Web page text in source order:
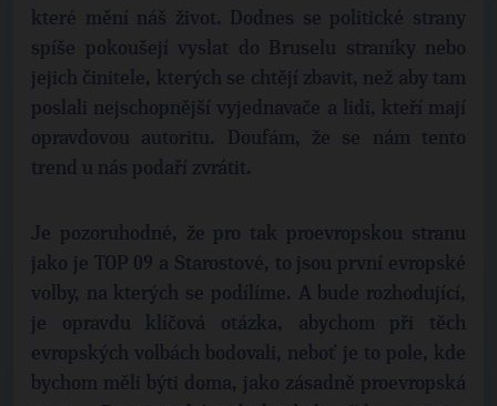
které mění náš život. Dodnes se politické strany
spíše pokoušejí vyslat do Bruselu straníky nebo
jejich činitele, kterých se chtějí zbavit, než aby tam
poslali nejschopnější vyjednavače a lidi, kteří mají
opravdovou autoritu. Doufám, že se nám tento
trend u nás podaří zvrátit.
Je pozoruhodné, že pro tak proevropskou stranu
jako je TOP 09 a Starostové, to jsou první evropské
volby, na kterých se podílíme. A bude rozhodující,
je opravdu klíčová otázka, abychom při těch
evropských volbách bodovali, neboť je to pole, kde
bychom měli býti doma, jako zásadně proevropská